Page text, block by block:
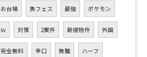
お台場 魚フェス 最強 ポケモン
sv 対策 2案件 新規物件 外国
完全無料 辛口 無難 ハーフ